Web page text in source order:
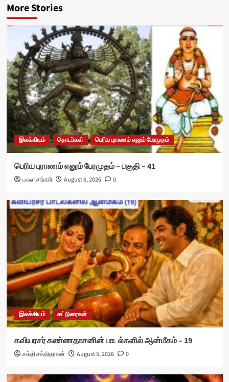
More Stories
இலக்கியம் தொடர்கள் பெரிய புராணம் எனும் பேரமுதம்
பெரிய புராணம் எனும் பேரமுதம் – பகுதி – 41
பவள சங்கரி August 6, 2026 0
இலக்கியம் கட்டுரைகள்
கவியரசர் கண்ணதாசனின் பாடல்களில் ஆன்மீகம் – 19
சக்தி சக்திதாசன் August 5, 2026 0